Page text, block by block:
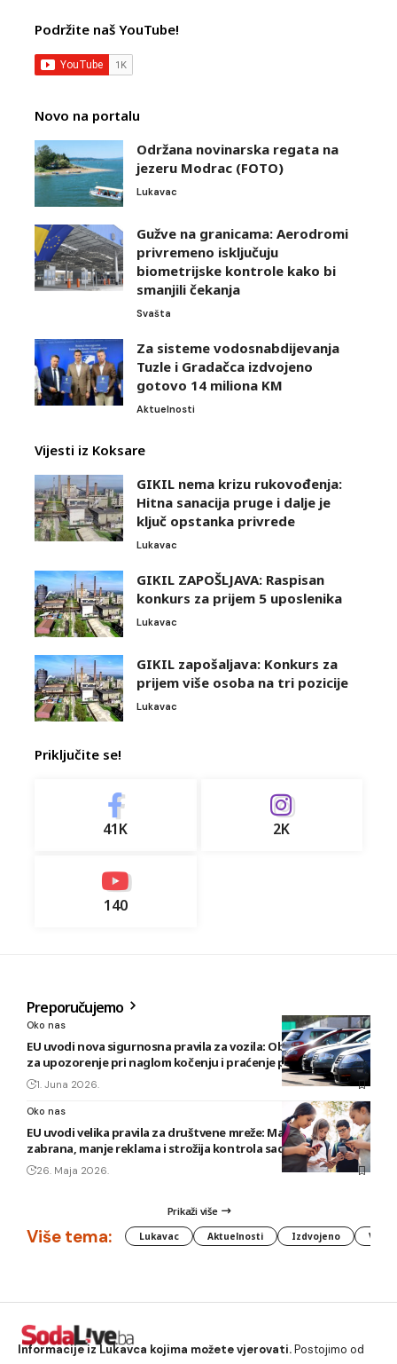
Podržite naš YouTube!
Novo na portalu
Održana novinarska regata na
jezeru Modrac (FOTO)
Lukavac
Gužve na granicama: Aerodromi
privremeno isključuju
biometrijske kontrole kako bi
smanjili čekanja
Svašta
Za sisteme vodosnabdijevanja
Tuzle i Gradačca izdvojeno
gotovo 14 miliona KM
Aktuelnosti
Vijesti iz Koksare
GIKIL nema krizu rukovođenja:
Hitna sanacija pruge i dalje je
ključ opstanka privrede
Lukavac
GIKIL ZAPOŠLJAVA: Raspisan
konkurs za prijem 5 uposlenika
Lukavac
GIKIL zapošaljava: Konkurs za
prijem više osoba na tri pozicije
Lukavac
Priključite se!
41K 2K
140
Preporučujemo
Oko nas
EU uvodi nova sigurnosna pravila za vozila: Obavezni sistemi
za upozorenje pri naglom kočenju i praćenje pažnje vozača
1. Juna 2026.
Oko nas
EU uvodi velika pravila za društvene mreže: Maloljetnicima
zabrana, manje reklama i strožija kontrola sadržaja
26. Maja 2026.
Prikaži više
Više tema: Lukavac Aktuelnosti Izdvojeno
Informacije iz Lukavca kojima možete vjerovati.Postojimo od